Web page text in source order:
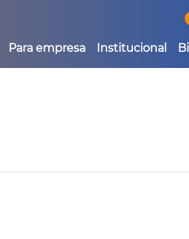
Para empresa Institucional